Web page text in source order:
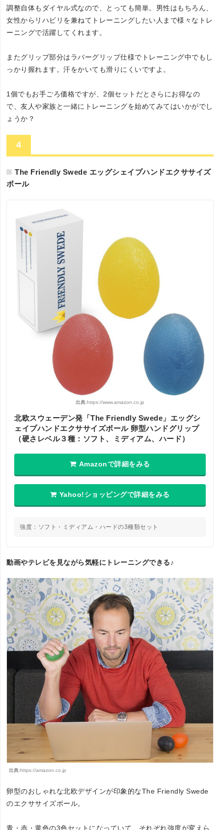
調整自体もダイヤル式なので、とっても簡単。男性はもちろん、
女性からリハビリを兼ねてトレーニングしたい人まで様々なトレ
ーニングで活躍してくれます。
またグリップ部分はラバーグリップ仕様でトレーニング中でもし
っかり握れます。汗をかいても滑りにくいですよ。
1個でもお手ごろ価格ですが、2個セットだとさらにお得なの
で、友人や家族と一緒にトレーニングを始めてみてはいかがでし
ょうか？
4
The Friendly Swede エッグシェイプハンドエクササイズ
ボール
出典:https://www.amazon.co.jp
北欧スウェーデン発「The Friendly Swede」エッグシ
ェイプハンドエクササイズボール 卵型ハンドグリップ
（硬さレベル３種：ソフト、ミディアム、ハード）
Amazonで詳細をみる
Yahoo!ショッピングで詳細をみる
強度：ソフト・ミディアム・ハードの3種類セット
動画やテレビを見ながら気軽にトレーニングできる♪
出典:https://amazon.co.jp
卵型のおしゃれな北欧デザインが印象的なThe Friendly Swede
のエクササイズボール。
青・赤・黄色の3色セットになっていて、それぞれ強度が変えら